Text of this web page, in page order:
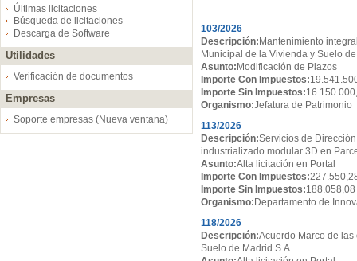
Últimas licitaciones
Búsqueda de licitaciones
Descarga de Software
Utilidades
Verificación de documentos
Empresas
Soporte empresas (Nueva ventana)
103/2026
Descripción: Mantenimiento
Municipal de la Vivienda y Suelo
Asunto: Modificación de Plazos
Importe Con Impuestos:
Importe Sin Impuestos:
Organismo:Jefatura de Patrimonio
113/2026
Descripción:Servicios de
industrializado modular 3D en
Asunto:Alta licitación en Portal
Importe Con Impuestos:
Importe Sin Impuestos:188.058,08
Organismo: Departamento de
118/2026
Descripción:Acuerdo Marco de
Suelo de Madrid S.A.